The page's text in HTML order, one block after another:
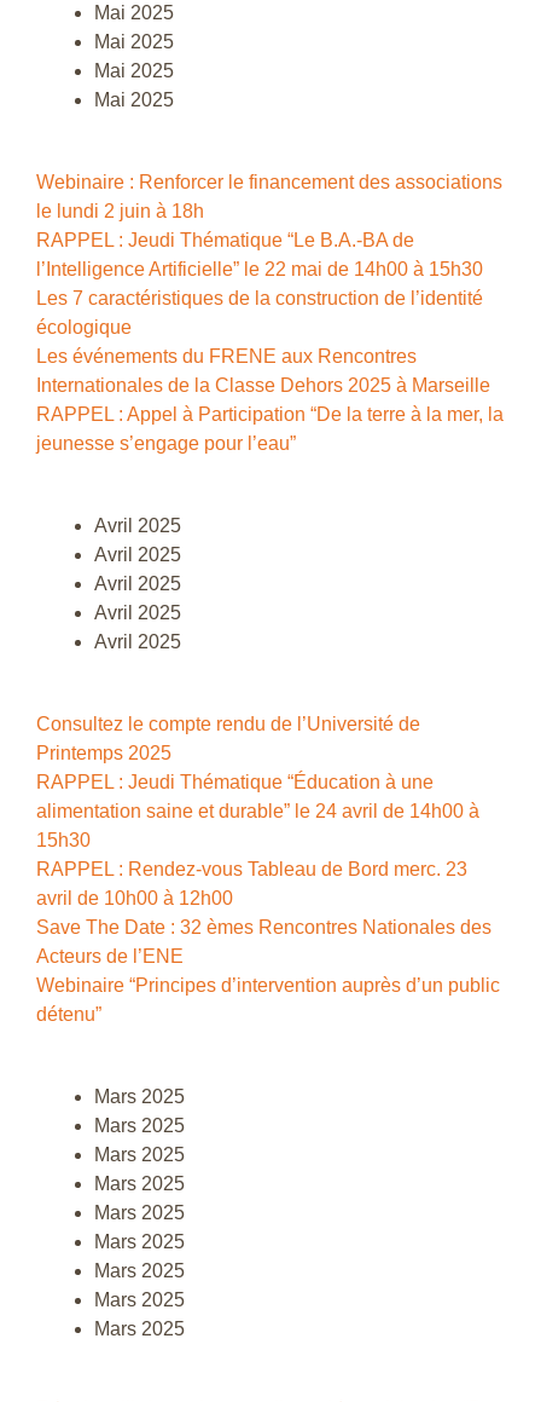
Mai 2025
Mai 2025
Mai 2025
Mai 2025
Webinaire : Renforcer le financement des associations
le lundi 2 juin à 18h
RAPPEL : Jeudi Thématique “Le B.A.-BA de
l’Intelligence Artificielle” le 22 mai de 14h00 à 15h30
Les 7 caractéristiques de la construction de l’identité
écologique
Les événements du FRENE aux Rencontres
Internationales de la Classe Dehors 2025 à Marseille
RAPPEL : Appel à Participation “De la terre à la mer, la
jeunesse s’engage pour l’eau”
Avril 2025
Avril 2025
Avril 2025
Avril 2025
Avril 2025
Consultez le compte rendu de l’Université de
Printemps 2025
RAPPEL : Jeudi Thématique “Éducation à une
alimentation saine et durable” le 24 avril de 14h00 à
15h30
RAPPEL : Rendez-vous Tableau de Bord merc. 23
avril de 10h00 à 12h00
Save The Date : 32 èmes Rencontres Nationales des
Acteurs de l’ENE
Webinaire “Principes d’intervention auprès d’un public
détenu”
Mars 2025
Mars 2025
Mars 2025
Mars 2025
Mars 2025
Mars 2025
Mars 2025
Mars 2025
Mars 2025